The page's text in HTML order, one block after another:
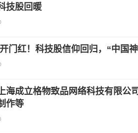
技股回暖
门红！科技股信仰回归，“中国
海成立格物致品网络科技有限公
作等